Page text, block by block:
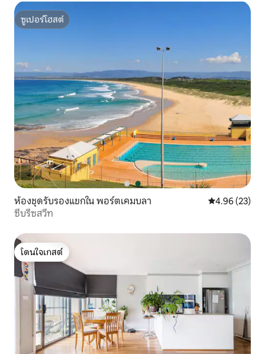
ซูเปอร์โฮสต์
ซูเปอร์โฮสต์
ห้องชุดรับรองแขกใน พอร์ตเคมบลา คะแนนเฉลี่ย
4.96 (23)
ซีบรีซสวีท
โดนใจเกสต์
โดนใจเกสต์